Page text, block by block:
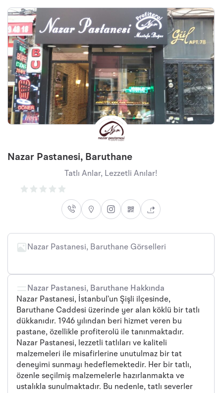
Nazar Pastanesi, Baruthane
Tatlı Anlar, Lezzetli Anılar!
Nazar Pastanesi, Baruthane Görselleri
Nazar Pastanesi, Baruthane Hakkında
Nazar Pastanesi, İstanbul’un Şişli ilçesinde,
Baruthane Caddesi üzerinde yer alan köklü bir tatlı
dükkanıdır. 1946 yılından beri hizmet veren bu
pastane, özellikle profiterolü ile tanınmaktadır.
Nazar Pastanesi, lezzetli tatlıları ve kaliteli
malzemeleri ile misafirlerine unutulmaz bir tat
deneyimi sunmayı hedeflemektedir. Her bir tatlı,
özenle seçilmiş malzemelerle hazırlanmakta ve
ustalıkla sunulmaktadır. Bu nedenle, tatlı severler